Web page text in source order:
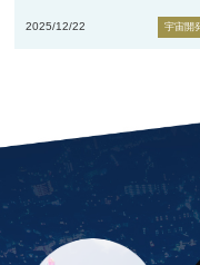
2025/12/22 宇宙開